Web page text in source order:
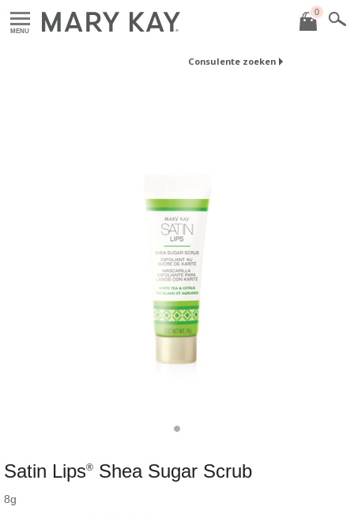
MENU
0
Consulente zoeken
Satin Lips® Shea Sugar Scrub
8g